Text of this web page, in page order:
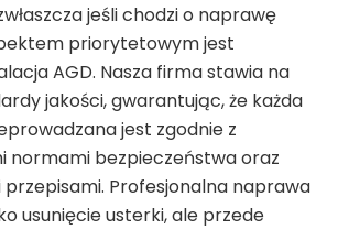
jeśli chodzi o naprawę
priorytetowym jest
AGD. Nasza firma stawia na
jakości, gwarantując, że każda
jest zgodnie z
normami bezpieczeństwa oraz
Profesjonalna naprawa
usunięcie usterki, ale przede